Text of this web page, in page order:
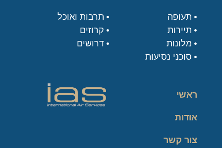
תעופה
תיירות
מלונות
סוכני נסיעות
תרבות ואוכל
קרוזים
דרושים
ראשי
אודות
צור קשר